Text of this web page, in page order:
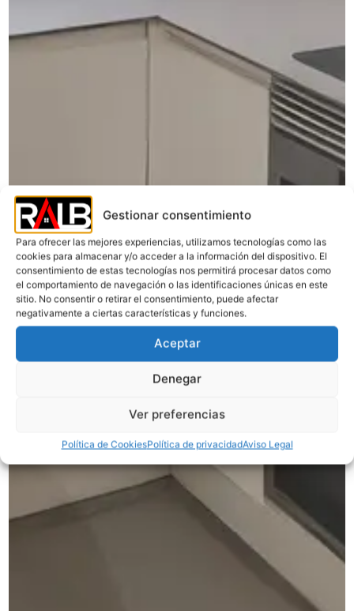
Gestionar consentimiento
Para ofrecer las mejores experiencias, utilizamos tecnologías como las
cookies para almacenar y/o acceder a la información del dispositivo. El
consentimiento de estas tecnologías nos permitirá procesar datos como
el comportamiento de navegación o las identificaciones únicas en este
sitio. No consentir o retirar el consentimiento, puede afectar
negativamente a ciertas características y funciones.
Aceptar
Denegar
Ver preferencias
Política de CookiesPolítica de privacidadAviso Legal